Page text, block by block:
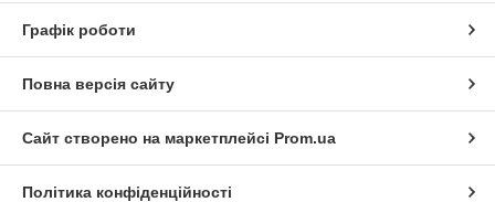
Графік роботи
Повна версія сайту
Сайт створено на маркетплейсі Prom.ua
Політика конфіденційності